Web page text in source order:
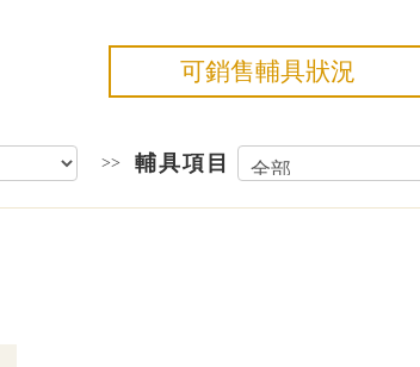
可銷售輔具狀況
>> 輔具項目